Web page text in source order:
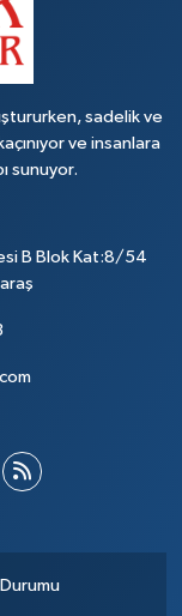
sadelik ve
ve insanlara
sunuyor.
B Blok Kat:8/54